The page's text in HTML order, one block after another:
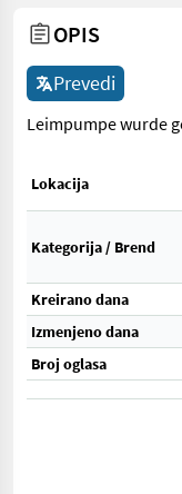
OPIS
Prevedi
Leimpumpe wurde
Lokacija
Kategorija / Brend
Kreirano dana
Izmenjeno dana
Broj oglasa